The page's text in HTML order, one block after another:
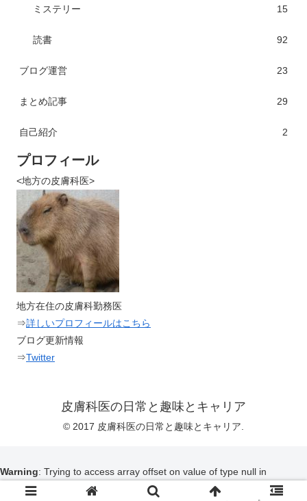
ミステリー 15
読書 92
ブログ運営 23
まとめ記事 29
自己紹介 2
プロフィール
<地方の皮膚科医>
地方在住の皮膚科勤務医
⇒詳しいプロフィールはこちら
ブログ更新情報
⇒Twitter
皮膚科医の日常と趣味とキャリア
© 2017 皮膚科医の日常と趣味とキャリア.
Warning: Trying to access array offset on value of type null in
/home/hihuka/hihukai.net/public_html/wp-